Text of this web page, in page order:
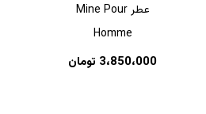
عطر Mine Pour
Homme
3،850،000 تومان